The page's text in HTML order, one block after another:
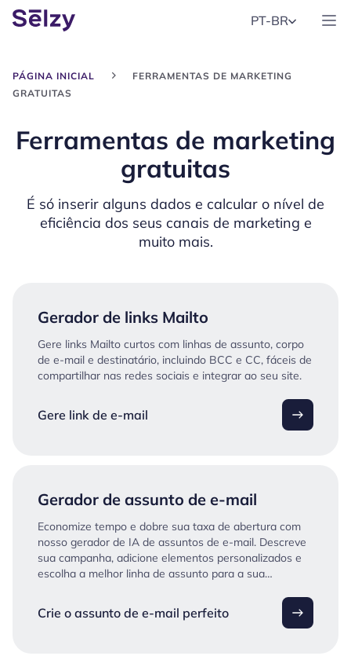
PT-BR
PÁGINA INICIAL
FERRAMENTAS DE MARKETING
GRATUITAS
Ferramentas de marketing
gratuitas
É só inserir alguns dados e calcular o nível de
eficiência dos seus canais de marketing e
muito mais.
Gerador de links Mailto
Gere links Mailto curtos com linhas de assunto, corpo
de e-mail e destinatário, incluindo BCC e CC, fáceis de
compartilhar nas redes sociais e integrar ao seu site.
Gere link de e-mail
Gerador de assunto de e-mail
Economize tempo e dobre sua taxa de abertura com
nosso gerador de IA de assuntos de e-mail. Descreve
sua campanha, adicione elementos personalizados e
escolha a melhor linha de assunto para a sua
Crie o assunto de e-mail perfeito